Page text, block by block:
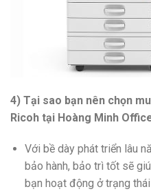
4) Tại sao bạn nên chọn
Ricoh tại Hoàng Minh
Với bề dày phát triển lâu
bảo hành, bảo trì tốt sẽ
bạn hoạt động ở trạng